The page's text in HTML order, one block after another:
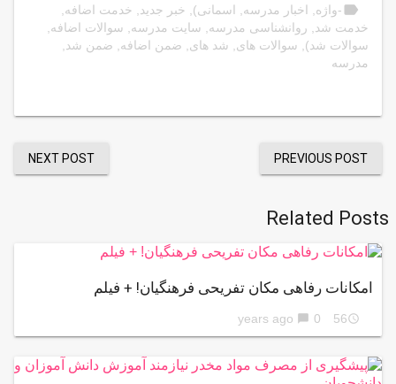
label-واژه اخبار مدرسه اسمانی) خبر جدید خدمت اضافه
خدمت شد
روانشناسی مدرسه سایت مدرسه سوالات اضافه
سوالات شد)
سوالات های شد های ضمن اضافه ضمن شد
مدرسه
PREVIOUS POST
NEXT POST
Related Posts
امکانات رفاهی مکان تفریحی فرهنگیان! + فیلم
access_time
56 years ago
chat_bubble 0